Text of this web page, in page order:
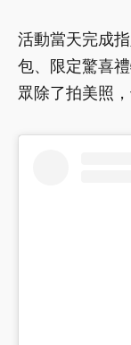
活動當天完成
包、限定驚喜
眾除了拍美照